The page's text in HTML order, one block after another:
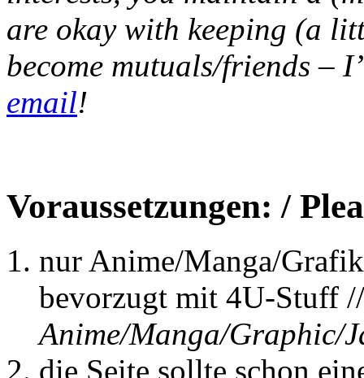
are okay with keeping (a
become mutuals/friends –
email!
Voraussetzungen: /
nur Anime/Manga/
bevorzugt mit 4U-Stuff
Anime/Manga/Graphic/
die Seite sollte schon